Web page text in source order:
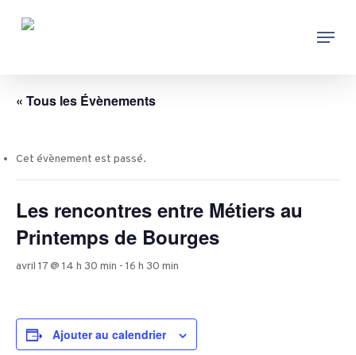
Menu
« Tous les Évènements
Cet évènement est passé.
Les rencontres entre Métiers au
Printemps de Bourges
avril 17 @ 14 h 30 min - 16 h 30 min
Ajouter au calendrier